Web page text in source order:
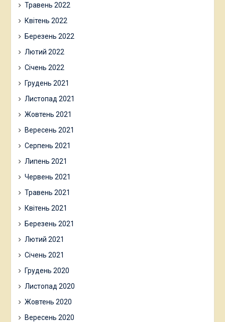
Травень 2022
Квітень 2022
Березень 2022
Лютий 2022
Січень 2022
Грудень 2021
Листопад 2021
Жовтень 2021
Вересень 2021
Серпень 2021
Липень 2021
Червень 2021
Травень 2021
Квітень 2021
Березень 2021
Лютий 2021
Січень 2021
Грудень 2020
Листопад 2020
Жовтень 2020
Вересень 2020